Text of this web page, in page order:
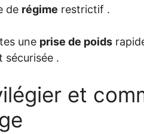
de régime restrictif .
une prise de poids
sécurisée .
et